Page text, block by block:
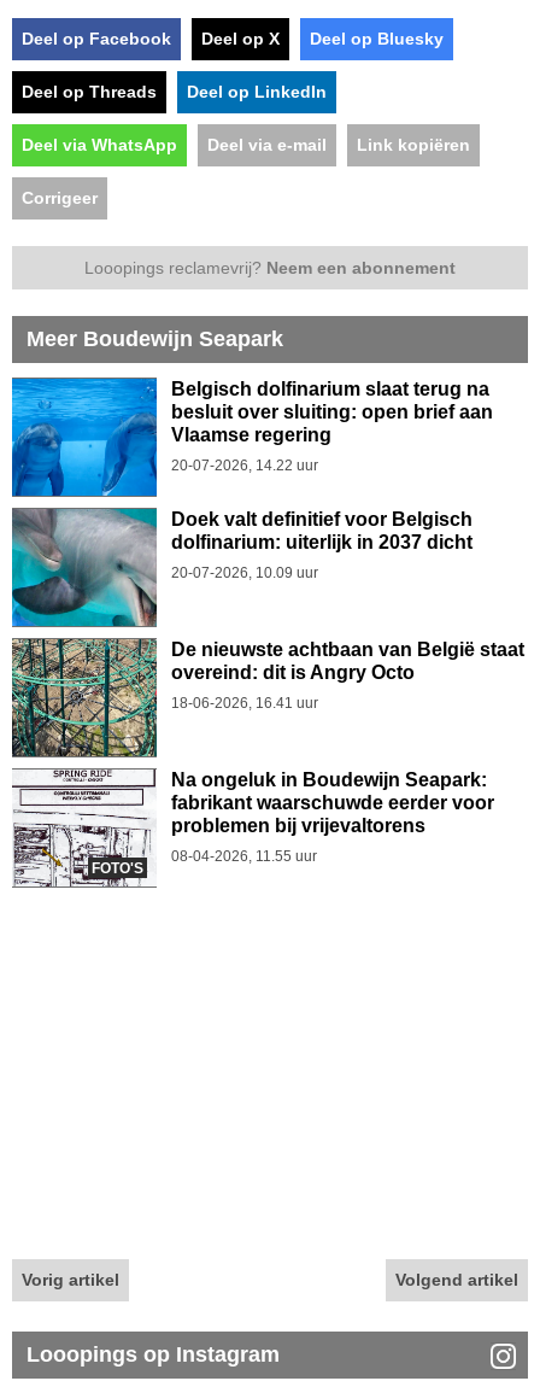
Deel op Facebook Deel op X Deel op Bluesky
Deel op Threads Deel op LinkedIn
Deel via WhatsApp Deel via e-mail Link kopiëren
Corrigeer
Looopings reclamevrij? Neem een abonnement
Meer Boudewijn Seapark
Belgisch dolfinarium slaat terug na
besluit over sluiting: open brief aan
Vlaamse regering
20-07-2026, 14.22 uur
Doek valt definitief voor Belgisch
dolfinarium: uiterlijk in 2037 dicht
20-07-2026, 10.09 uur
De nieuwste achtbaan van België staat
overeind: dit is Angry Octo
18-06-2026, 16.41 uur
FOTO'S
Na ongeluk in Boudewijn Seapark:
fabrikant waarschuwde eerder voor
problemen bij vrijevaltorens
08-04-2026, 11.55 uur
Vorig artikel Volgend artikel
Looopings op Instagram